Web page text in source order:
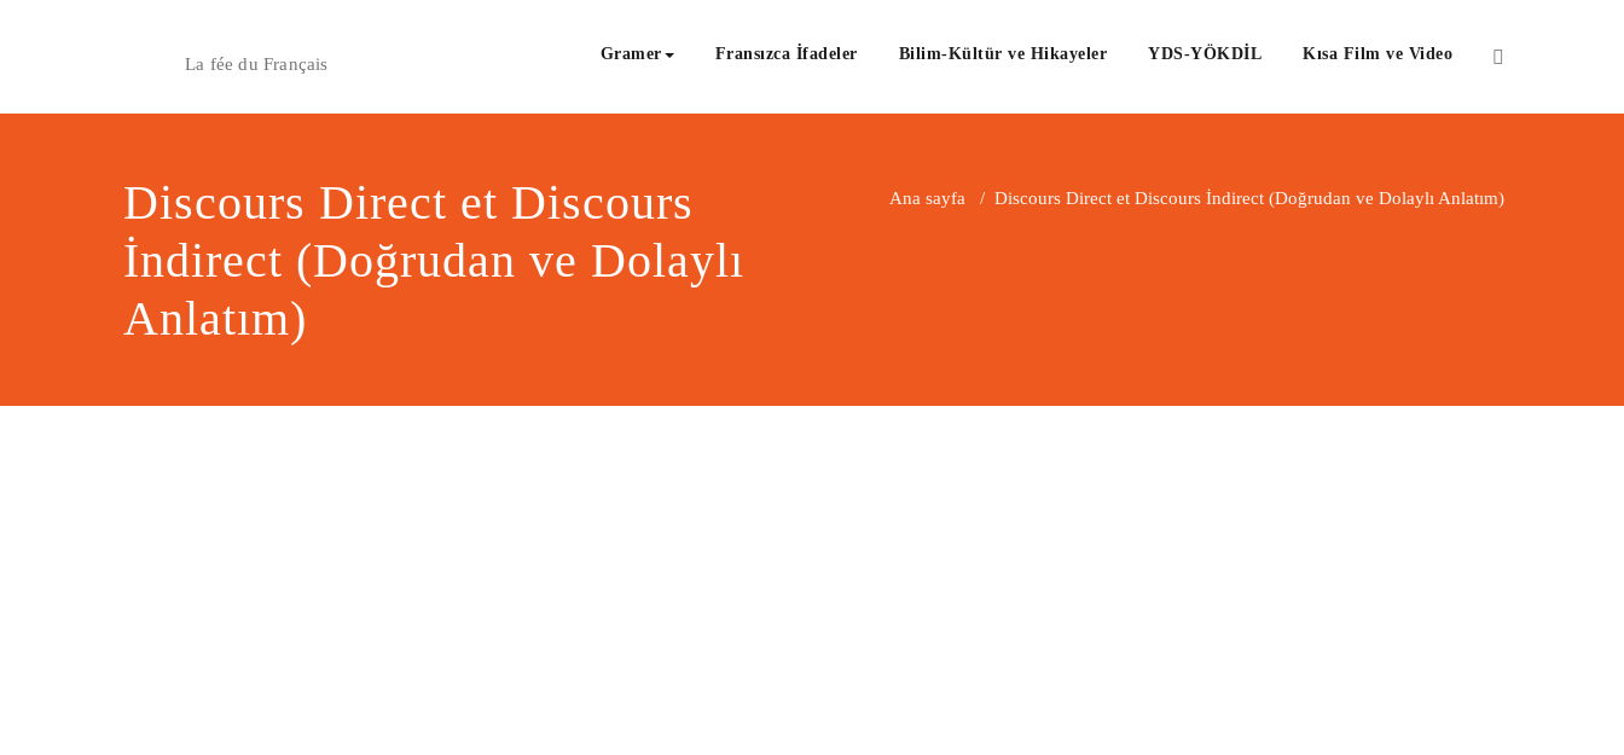
La fée du Français
Gramer Fransızca İfadeler Bilim-Kültür ve Hikayeler YDS-YÖKDİL Kısa Film ve Video
Discours Direct et Discours
İndirect (Doğrudan ve Dolaylı
Anlatım)
Ana sayfa / Discours Direct et Discours İndirect (Doğrudan ve Dolaylı Anlatım)